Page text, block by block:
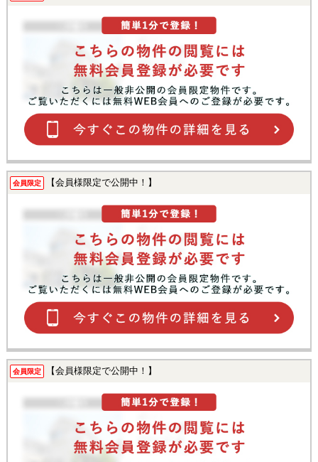
会員限定 【会員様限定で公開中！】
会員限定 【会員様限定で公開中！】